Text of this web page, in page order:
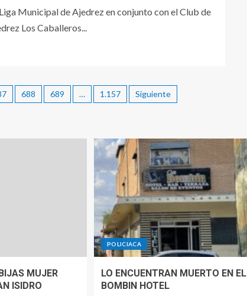
Municipal de Ajedrez en conjunto con el Club de
Los Caballeros...
688 689 … 1.157 Siguiente
MUJER
ISIDRO
POLICIACA
LO ENCUENTRAN MUERTO EN EL
BOMBIN HOTEL